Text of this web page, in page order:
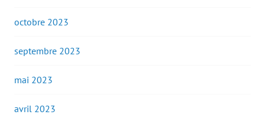
octobre 2023
septembre 2023
mai 2023
avril 2023